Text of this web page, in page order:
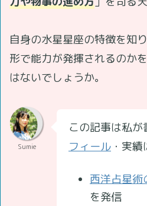
自身の水星星座の特徴を知
形で能力が発揮されるのか
はないでしょうか。
Sumie
この記事は私が
フィール ・実
西洋占星術
を発信